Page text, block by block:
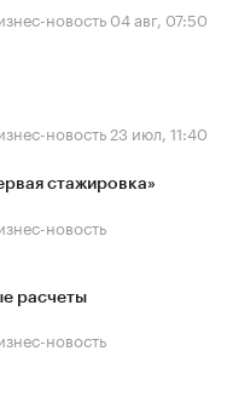
новость 04 авг, 07:50
новость 23 июл, 11:40
стажировка»
новость
расчеты
новость